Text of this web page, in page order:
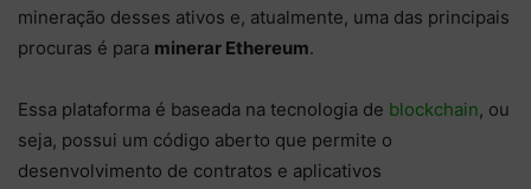
mineração desses ativos e, atualmente, uma das principais
procuras é para minerar Ethereum.
Essa plataforma é baseada na tecnologia de blockchain, ou
seja, possui um código aberto que permite o
desenvolvimento de contratos e aplicativos